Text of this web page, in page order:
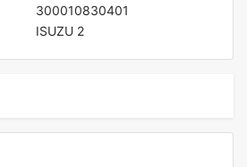
300010830401
ISUZU 2